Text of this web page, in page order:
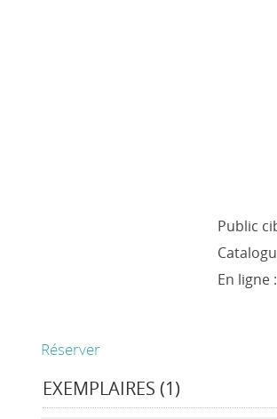
Public
En ligne :
Réserver
EXEMPLAIRES (1)